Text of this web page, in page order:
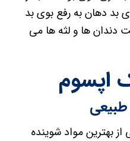
بد دهان به رفع بوی بد
دندان ها و لثه ها می
اپسوم
بهترین مواد شوینده